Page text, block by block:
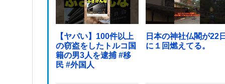
【ヤバい】100件以上
の窃盗をしたトルコ国
籍の男3人を逮捕 #移
民 #外国人
日本の神社仏閣が22
に１回燃えてる。